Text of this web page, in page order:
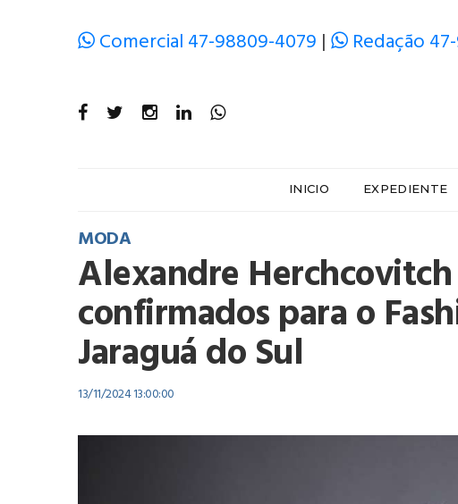
Comercial 47-98809-4079 | Redação
INICIO EXPEDIENTE
MODA
Alexandre
confirmados para o
Jaraguá do Sul
13/11/2024 13:00:00